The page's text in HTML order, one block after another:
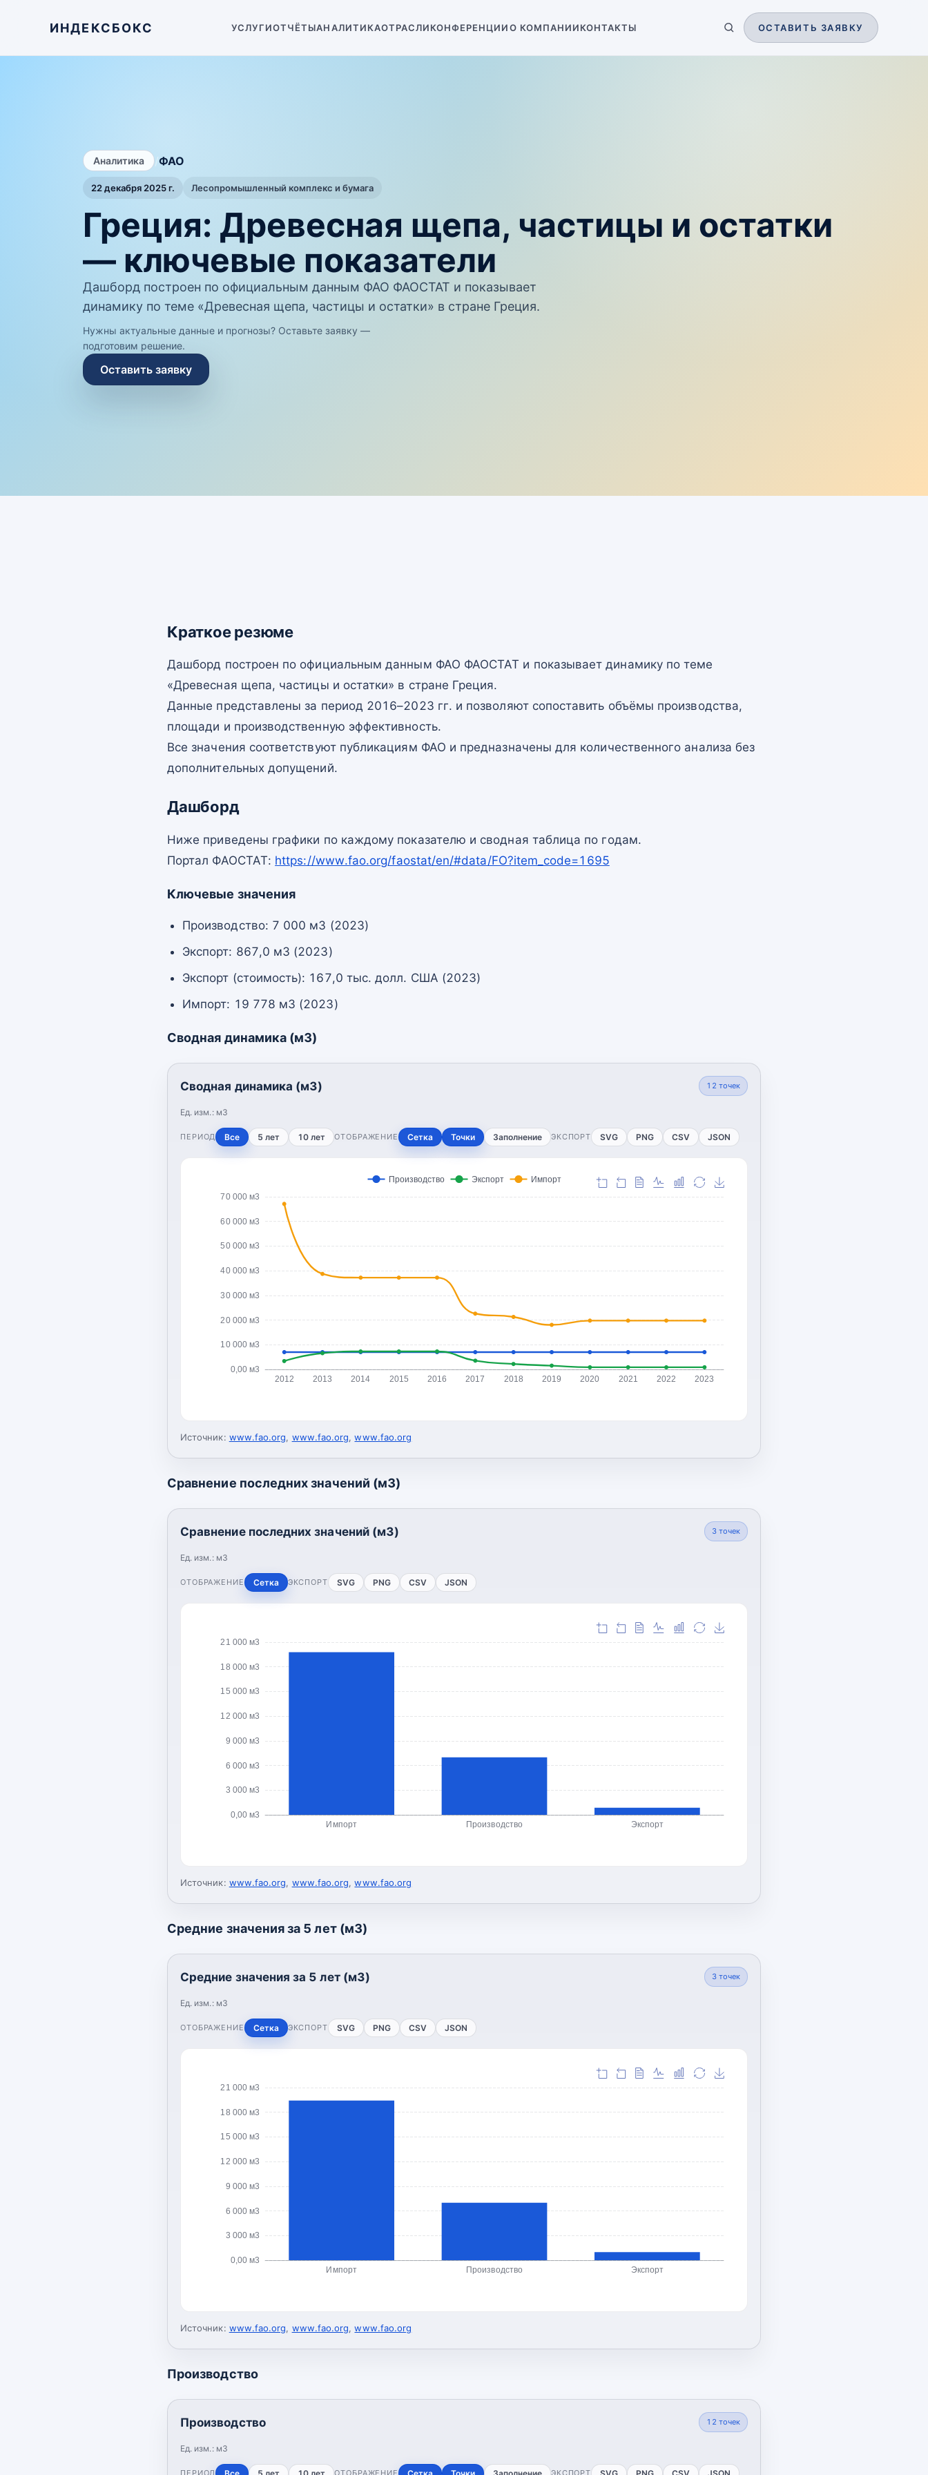
ИНДЕКСБОКС УСЛУГИОТЧЁТЫАНАЛИТИКАОТРАСЛИКОНФЕРЕНЦИИО КОМПАНИИКОНТАКТЫ ОСТАВИТЬ ЗАЯВКУ
Аналитика /ФАО
22 декабря 2025 г. Лесопромышленный комплекс и бумага
Греция: Древесная щепа, частицы и остатки
— ключевые показатели
Дашборд построен по официальным данным ФАО ФАОСТАТ и показывает
динамику по теме «Древесная щепа, частицы и остатки» в стране Греция.
Нужны актуальные данные и прогнозы? Оставьте заявку —
подготовим решение.
Оставить заявку
Краткое резюме
Дашборд построен по официальным данным ФАО ФАОСТАТ и показывает динамику по теме
«Древесная щепа, частицы и остатки» в стране Греция.
Данные представлены за период 2016–2023 гг. и позволяют сопоставить объёмы производства,
площади и производственную эффективность.
Все значения соответствуют публикациям ФАО и предназначены для количественного анализа без
дополнительных допущений.
Дашборд
Ниже приведены графики по каждому показателю и сводная таблица по годам.
Портал ФАОСТАТ: https://www.fao.org/faostat/en/#data/FO?item_code=1695
Ключевые значения
Производство: 7 000 м3 (2023)
Экспорт: 867,0 м3 (2023)
Экспорт (стоимость): 167,0 тыс. долл. США (2023)
Импорт: 19 778 м3 (2023)
Сводная динамика (м3)
Сводная динамика (м3)
Ед. изм.: м3
12 точек
ПЕРИОД Все 5 лет 10 лет ОТОБРАЖЕНИЕ Сетка Точки Заполнение ЭКСПОРТ SVG PNG CSV JSON
0,00 м3
10 000 м3
20 000 м3
30 000 м3
40 000 м3
50 000 м3
60 000 м3
70 000 м3
2012 2013 2014 2015 2016 2017 2018 2019 2020 2021 2022 2023
Производство Экспорт Импорт
Источник: www.fao.org, www.fao.org,www.fao.org
Сравнение последних значений (м3)
Сравнение последних значений (м3)
Ед. изм.: м3
3точек
ОТОБРАЖЕНИЕ Сетка ЭКСПОРТ SVG PNG CSV JSON
0,00 м3
3 000 м3
6 000 м3
9 000 м3
12 000 м3
15 000 м3
18 000 м3
21 000 м3
Импорт Производство Экспорт
Источник: www.fao.org, www.fao.org,www.fao.org
Средние значения за 5 лет (м3)
Средние значения за 5 лет (м3)
Ед. изм.: м3
3точек
ОТОБРАЖЕНИЕ Сетка ЭКСПОРТ SVG PNG CSV JSON
0,00 м3
3 000 м3
6 000 м3
9 000 м3
12 000 м3
15 000 м3
18 000 м3
21 000 м3
Импорт Производство Экспорт
Источник: www.fao.org, www.fao.org,www.fao.org
Производство
Производство
Ед. изм.: м3
12 точек
ПЕРИОД Все 5 лет 10 лет ОТОБРАЖЕНИЕ Сетка Точки Заполнение ЭКСПОРТ SVG PNG CSV JSON